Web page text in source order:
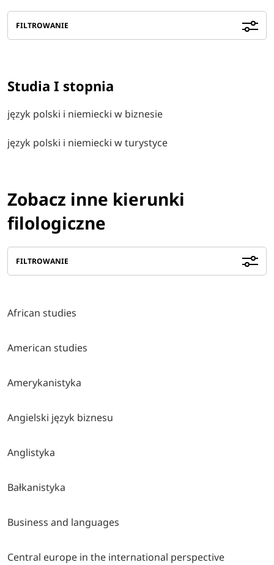
FILTROWANIE
Studia I stopnia
język polski i niemiecki w biznesie
język polski i niemiecki w turystyce
Zobacz inne kierunki
filologiczne
FILTROWANIE
African studies
American studies
Amerykanistyka
Angielski język biznesu
Anglistyka
Bałkanistyka
Business and languages
Central europe in the international perspective